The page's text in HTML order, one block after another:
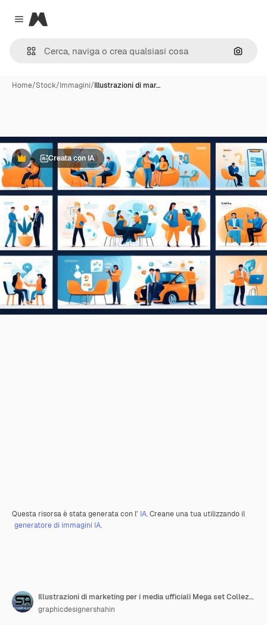
Close menu
Magnific
Cerca
Home/Stock/Immagini/Illustrazioni di mar…
PremiumCreata con IA
Questa risorsa è stata generata con l' IA. Creane una tua utilizzando il
generatore di immagini IA.
Illustrazioni di marketing per i media ufficiali Mega set Collezione di scene con uomini
graphicdesignershahin